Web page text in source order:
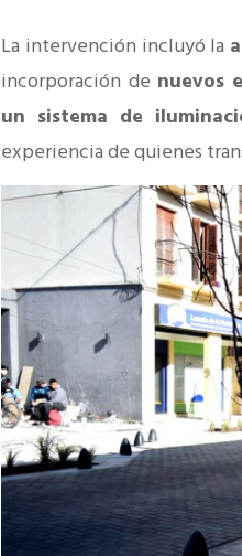
La intervención incluyó la
incorporación de nuevos
un sistema de
experiencia de quienes